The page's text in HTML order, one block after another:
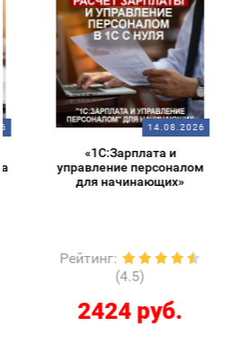
14.08.2026
«1С:Зарплата и
управление персоналом
для начинающих»
Рейтинг:
(4.5)
2424 руб.